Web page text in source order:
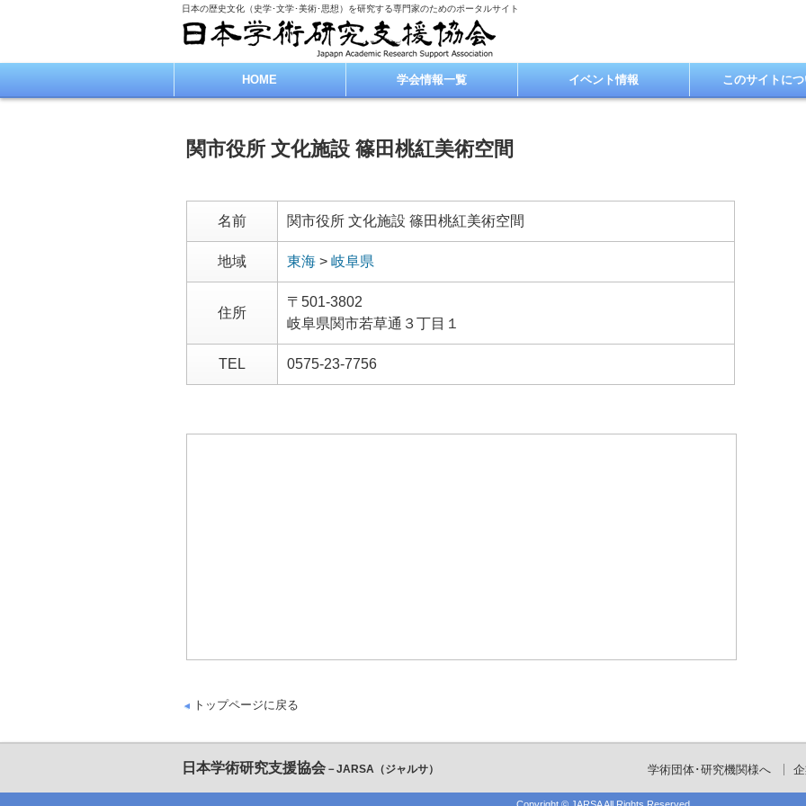
日本の歴史文化（史学･文学･美術･思想）を研究する専門家のためのポータルサイト
HOME 学会情報一覧 イベント情報 このサイトに
関市役所 文化施設 篠田桃紅美術空間
名前 関市役所 文化施設 篠田桃紅美術空間
地域 東海 > 岐阜県
住所
〒501-3802
岐阜県関市若草通３丁目１
TEL 0575-23-7756
トップページに戻る
日本学術研究支援協会 －JARSA（ジャルサ） 学術団体･研究機関様へ